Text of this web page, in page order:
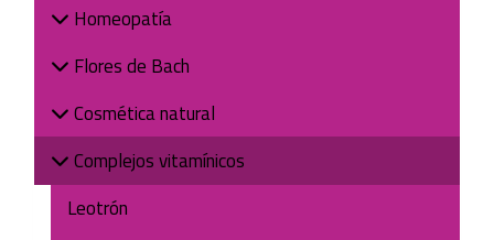
Homeopatía
Flores de Bach
Cosmética natural
Complejos vitamínicos
Leotrón